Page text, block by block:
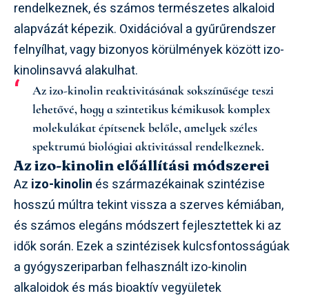
rendelkeznek, és számos természetes alkaloid
alapvázát képezik. Oxidációval a gyűrűrendszer
felnyílhat, vagy bizonyos körülmények között izo-
kinolinsavvá alakulhat.
Az izo-kinolin reaktivitásának sokszínűsége teszi
lehetővé, hogy a szintetikus kémikusok komplex
molekulákat építsenek belőle, amelyek széles
spektrumú biológiai aktivitással rendelkeznek.
Az izo-kinolin előállítási módszerei
Az izo-kinolin és származékainak szintézise
hosszú múltra tekint vissza a szerves kémiában,
és számos elegáns módszert fejlesztettek ki az
idők során. Ezek a szintézisek kulcsfontosságúak
a gyógyszeriparban felhasznált izo-kinolin
alkaloidok és más bioaktív vegyületek